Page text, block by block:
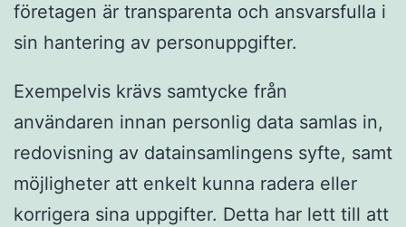
företagen är transparenta och ansvarsfulla i
sin hantering av personuppgifter.
Exempelvis krävs samtycke från
användaren innan personlig data samlas in,
redovisning av datainsamlingens syfte, samt
möjligheter att enkelt kunna radera eller
korrigera sina uppgifter. Detta har lett till att